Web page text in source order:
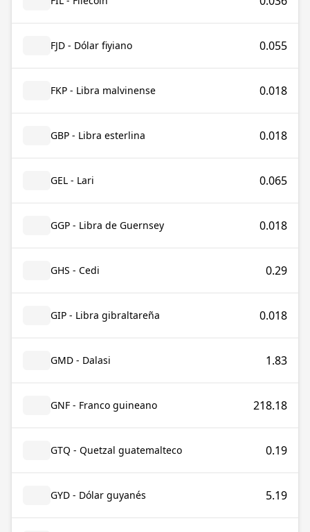
FJD - Dólar fiyiano 0.055
FKP - Libra malvinense 0.018
GBP - Libra esterlina 0.018
GEL - Lari 0.065
GGP - Libra de Guernsey 0.018
GHS - Cedi 0.29
GIP - Libra gibraltareña 0.018
GMD - Dalasi 1.83
GNF - Franco guineano 218.18
GTQ - Quetzal guatemalteco 0.19
GYD - Dólar guyanés 5.19